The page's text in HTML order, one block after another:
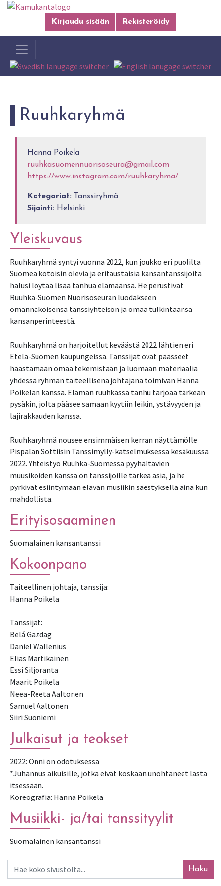
Kirjaudu sisään Rekisteröidy
Ruuhkaryhmä
Hanna Poikela
ruuhkasuomennuorisoseura@gmail.com
https://www.instagram.com/ruuhkaryhma/
Kategoriat: Tanssiryhmä
Sijainti: Helsinki
Yleiskuvaus
Ruuhkaryhmä syntyi vuonna 2022, kun joukko eri puolilta
Suomea kotoisin olevia ja eritaustaisia kansantanssijoita
halusi löytää lisää tanhua elämäänsä. He perustivat
Ruuhka-Suomen Nuorisoseuran luodakseen
omannäköisensä tanssiyhteisön ja omaa tulkintaansa
kansanperinteestä.
Ruuhkaryhmä on harjoitellut keväästä 2022 lähtien eri
Etelä-Suomen kaupungeissa. Tanssijat ovat päässeet
haastamaan omaa tekemistään ja luomaan materiaalia
yhdessä ryhmän taiteellisena johtajana toimivan Hanna
Poikelan kanssa. Elämän ruuhkassa tanhu tarjoaa tärkeän
pysäkin, jolta pääsee samaan kyytiin leikin, ystävyyden ja
lajirakkauden kanssa.
Ruuhkaryhmä nousee ensimmäisen kerran näyttämölle
Pispalan Sottiisin Tanssimylly-katselmuksessa kesäkuussa
2022. Yhteistyö Ruuhka-Suomessa pyyhältävien
muusikoiden kanssa on tanssijoille tärkeä asia, ja he
pyrkivät esiintymään elävän musiikin säestyksellä aina kun
mahdollista.
Erityisosaaminen
Suomalainen kansantanssi
Kokoonpano
Taiteellinen johtaja, tanssija:
Hanna Poikela
Tanssijat:
Belá Gazdag
Daniel Wallenius
Elias Martikainen
Essi Siljoranta
Maarit Poikela
Neea-Reeta Aaltonen
Samuel Aaltonen
Siiri Suoniemi
Julkaisut ja teokset
2022: Onni on odotuksessa
*Juhannus aikuisille, jotka eivät koskaan unohtaneet lasta
itsessään.
Koreografia: Hanna Poikela
Musiikki- ja/tai tanssityylit
Suomalainen kansantanssi
Haku